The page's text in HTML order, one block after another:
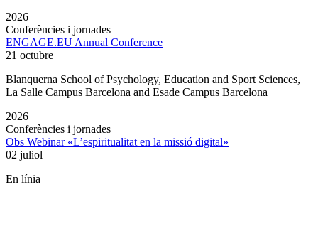
2026
Conferències i jornades
ENGAGE.EU Annual Conference
21 octubre
Blanquerna School of Psychology, Education and Sport Sciences,
La Salle Campus Barcelona and Esade Campus Barcelona
2026
Conferències i jornades
Obs Webinar «L’espiritualitat en la missió digital»
02 juliol
En línia